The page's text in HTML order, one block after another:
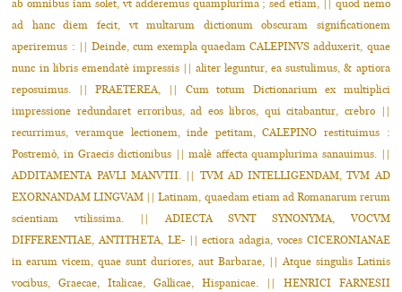
ab omnibus iam solet, vt adderemus quamplurima ; sed etiam, || quod nemo
ad hanc diem fecit, vt multarum dictionum obscuram significationem
aperiremus : || Deinde, cum exempla quaedam CALEPINVS adduxerit, quae
nunc in libris emendatè impressis || aliter leguntur, ea sustulimus, & aptiora
reposuimus. || PRAETEREA, || Cum totum Dictionarium ex multiplici
impressione redundaret erroribus, ad eos libros, qui citabantur, crebro ||
recurrimus, veramque lectionem, inde petitam, CALEPINO restituimus :
Postremò, in Graecis dictionibus || malè affecta quamplurima sanauimus. ||
ADDITAMENTA PAVLI MANVTII. || TVM AD INTELLIGENDAM, TVM AD
EXORNANDAM LINGVAM || Latinam, quaedam etiam ad Romanarum rerum
scientiam vtilissima. || ADIECTA SVNT SYNONYMA, VOCVM
DIFFERENTIAE, ANTITHETA, LE- || ectiora adagia, voces CICERONIANAE
in earum vicem, quae sunt duriores, aut Barbarae, || Atque singulis Latinis
vocibus, Graecae, Italicae, Gallicae, Hispanicae. || HENRICI FARNESII